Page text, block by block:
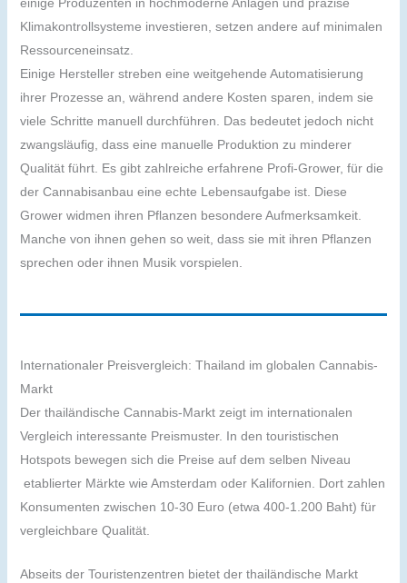
einige Produzenten in hochmoderne Anlagen und präzise
Klimakontrollsysteme investieren, setzen andere auf minimalen
Ressourceneinsatz.
Einige Hersteller streben eine weitgehende Automatisierung
ihrer Prozesse an, während andere Kosten sparen, indem sie
viele Schritte manuell durchführen. Das bedeutet jedoch nicht
zwangsläufig, dass eine manuelle Produktion zu minderer
Qualität führt. Es gibt zahlreiche erfahrene Profi-Grower, für die
der Cannabisanbau eine echte Lebensaufgabe ist. Diese
Grower widmen ihren Pflanzen besondere Aufmerksamkeit.
Manche von ihnen gehen so weit, dass sie mit ihren Pflanzen
sprechen oder ihnen Musik vorspielen.
Internationaler Preisvergleich: Thailand im globalen Cannabis-
Markt
Der thailändische Cannabis-Markt zeigt im internationalen
Vergleich interessante Preismuster. In den touristischen
Hotspots bewegen sich die Preise auf dem selben Niveau
etablierter Märkte wie Amsterdam oder Kalifornien. Dort zahlen
Konsumenten zwischen 10-30 Euro (etwa 400-1.200 Baht) für
vergleichbare Qualität.
Abseits der Touristenzentren bietet der thailändische Markt